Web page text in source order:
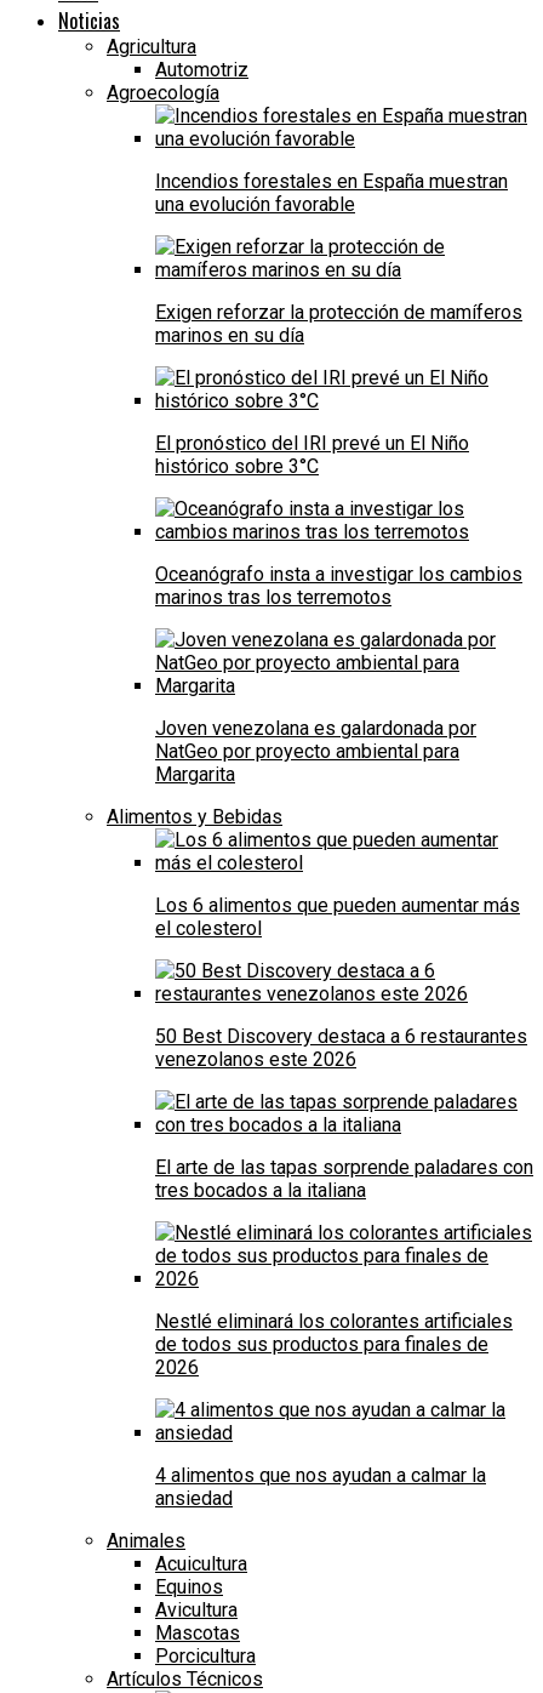
Noticias
Agricultura
Automotriz
Agroecología
Incendios forestales en España muestran
una evolución favorable
Exigen reforzar la protección de mamíferos
marinos en su día
El pronóstico del IRI prevé un El Niño
histórico sobre 3°C
Oceanógrafo insta a investigar los cambios
marinos tras los terremotos
Joven venezolana es galardonada por
NatGeo por proyecto ambiental para
Margarita
Alimentos y Bebidas
Los 6 alimentos que pueden aumentar más
el colesterol
50 Best Discovery destaca a 6 restaurantes
venezolanos este 2026
El arte de las tapas sorprende paladares con
tres bocados a la italiana
Nestlé eliminará los colorantes artificiales
de todos sus productos para finales de
2026
4 alimentos que nos ayudan a calmar la
ansiedad
Animales
Acuicultura
Equinos
Avicultura
Mascotas
Porcicultura
Artículos Técnicos